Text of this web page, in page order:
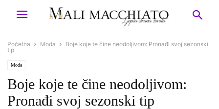
Početna Moda
Boje koje te čine neodoljivom: Pronađi svoj sezonski
tip
Moda
Boje koje te čine neodoljivom:
Pronađi svoj sezonski tip